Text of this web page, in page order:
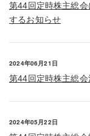
第44回定時株主総
するお知らせ
2024年06月21日
第44回定時株主総
2024年05月22日